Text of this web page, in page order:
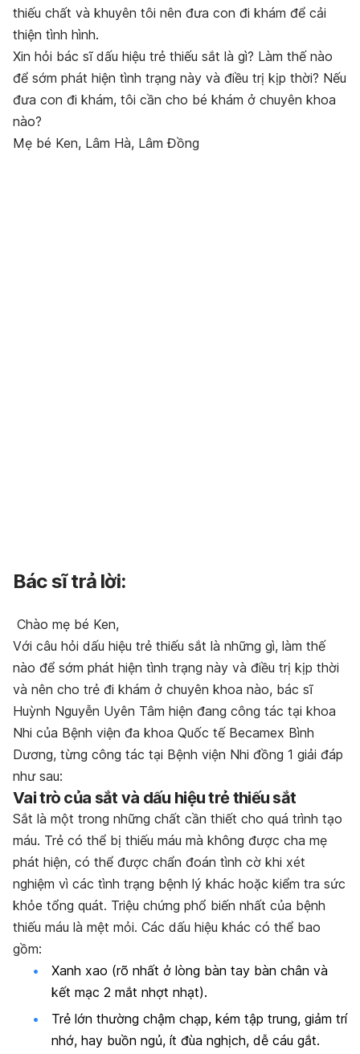
thiếu chất và khuyên tôi nên đưa con đi khám để cải
thiện tình hình.
Xin hỏi bác sĩ dấu hiệu trẻ thiếu sắt là gì? Làm thế nào
để sớm phát hiện tình trạng này và điều trị kịp thời? Nếu
đưa con đi khám, tôi cần cho bé khám ở chuyên khoa
nào?
Mẹ bé Ken, Lâm Hà, Lâm Đồng
Bác sĩ trả lời:
Chào mẹ bé Ken,
Với câu hỏi dấu hiệu trẻ thiếu sắt là những gì, làm thế
nào để sớm phát hiện tình trạng này và điều trị kịp thời
và nên cho trẻ đi khám ở chuyên khoa nào, bác sĩ
Huỳnh Nguyễn Uyên Tâm hiện đang công tác tại khoa
Nhi của Bệnh viện đa khoa Quốc tế Becamex Bình
Dương, từng công tác tại Bệnh viện Nhi đồng 1 giải đáp
như sau:
Vai trò của sắt và dấu hiệu trẻ thiếu sắt
Sắt là một trong những chất cần thiết cho quá trình tạo
máu. Trẻ có thể bị thiếu máu mà không được cha mẹ
phát hiện, có thể được chẩn đoán tình cờ khi xét
nghiệm vì các tình trạng bệnh lý khác hoặc kiểm tra sức
khỏe tổng quát. Triệu chứng phổ biến nhất của bệnh
thiếu máu là mệt mỏi. Các dấu hiệu khác có thể bao
gồm:
Xanh xao (rõ nhất ở lòng bàn tay bàn chân và
kết mạc 2 mắt nhợt nhạt).
Trẻ lớn thường chậm chạp, kém tập trung, giảm trí
nhớ, hay buồn ngủ, ít đùa nghịch, dễ cáu gắt.